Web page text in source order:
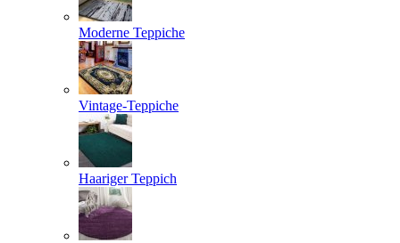
Moderne Teppiche
Vintage-Teppiche
Haariger Teppich